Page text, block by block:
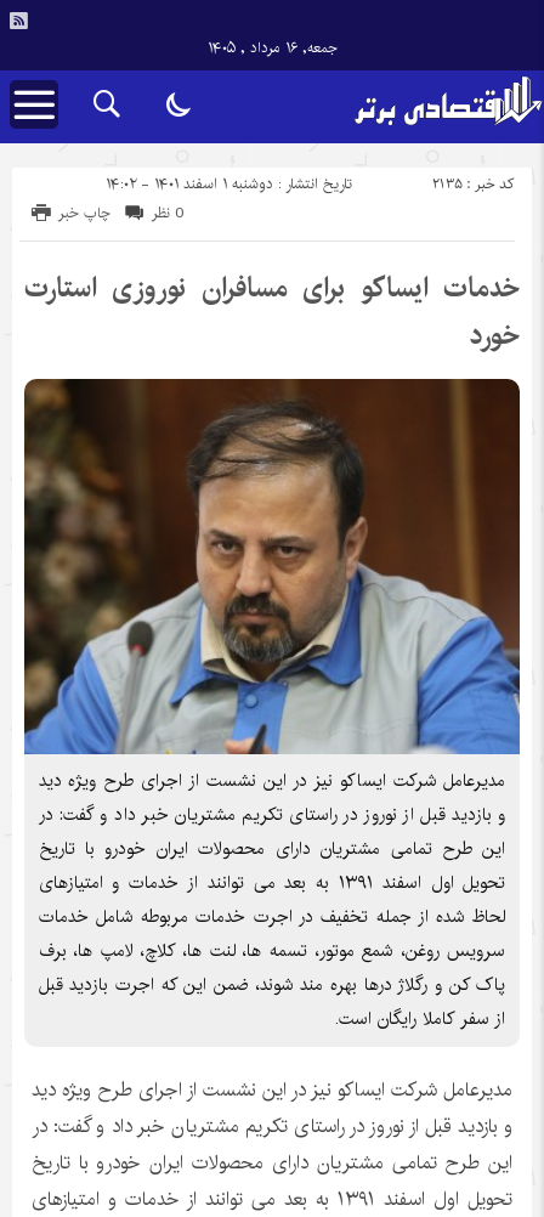
جمعه, ۱۶ مرداد , ۱۴۰۵
تاریخ انتشار : دوشنبه ۱ اسفند ۱۴۰۱ - ۱۴:۰۲ کد خبر : 2135
چاپ خبر 0 نظر
خدمات ایساکو برای مسافران نوروزی استارت
خورد
مدیرعامل شرکت ایساکو نیز در این نشست از اجرای طرح ویژه دید
و بازدید قبل از نوروز در راستای تکریم مشتریان خبر داد و گفت: در
این طرح تمامی مشتریان دارای محصولات ایران خودرو با تاریخ
تحویل اول اسفند ۱۳۹۱ به بعد می توانند از خدمات و امتیازهای
لحاظ شده از جمله تخفیف در اجرت خدمات مربوطه شامل خدمات
سرویس روغن، شمع موتور، تسمه ها، لنت ها، کلاچ، لامپ ها، برف
پاک کن و رگلاژ درها بهره مند شوند، ضمن این که اجرت بازدید قبل
از سفر کاملا رایگان است.
مدیرعامل شرکت ایساکو نیز در این نشست از اجرای طرح ویژه دید
و بازدید قبل از نوروز در راستای تکریم مشتریان خبر داد و گفت: در
این طرح تمامی مشتریان دارای محصولات ایران خودرو با تاریخ
تحویل اول اسفند ۱۳۹۱ به بعد می توانند از خدمات و امتیازهای